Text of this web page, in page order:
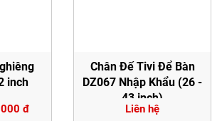
inch
đ
Chân Đế Tivi Để Bàn
DZ067 Nhập Khẩu (26 -
43 inch)
Liên hệ